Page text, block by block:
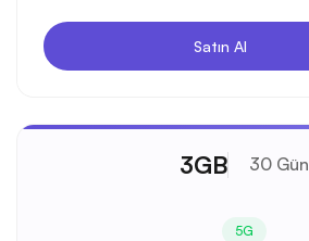
Satın Al
3GB 30 Gün
5G